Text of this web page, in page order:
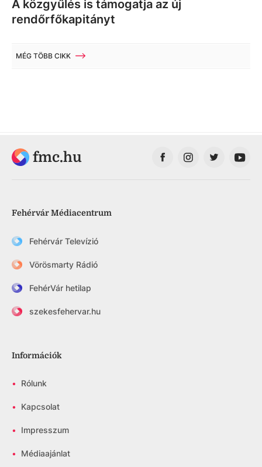
A közgyűlés is támogatja az új
rendőrfőkapitányt
MÉG TÖBB CIKK
fmc.hu
Fehérvár Médiacentrum
Fehérvár Televízió
Vörösmarty Rádió
FehérVár hetilap
szekesfehervar.hu
Információk
• Rólunk
• Kapcsolat
• Impresszum
• Médiaajánlat